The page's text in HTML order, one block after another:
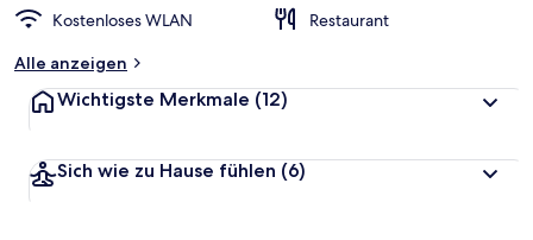
Kostenloses WLAN
Restaurant
Alle anzeigen
Wichtigste Merkmale (12)
Sich wie zu Hause fühlen (6)